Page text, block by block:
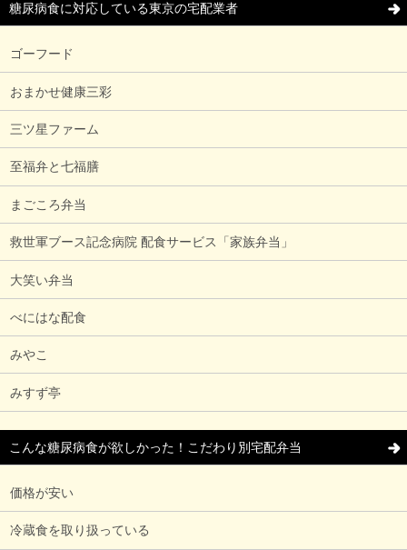
糖尿病食に対応している東京の宅配業者
ゴーフード
おまかせ健康三彩
三ツ星ファーム
至福弁と七福膳
まごころ弁当
救世軍ブース記念病院 配食サービス「家族弁当」
大笑い弁当
べにはな配食
みやこ
みすず亭
こんな糖尿病食が欲しかった！こだわり別宅配弁当
価格が安い
冷蔵食を取り扱っている